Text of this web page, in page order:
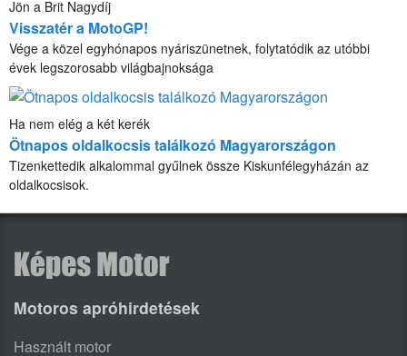
Jön a Brit Nagydíj
Visszatér a MotoGP!
Vége a közel egyhónapos nyáriszünetnek, folytatódik az utóbbi
évek legszorosabb világbajnoksága
Ha nem elég a két kerék
Ötnapos oldalkocsis találkozó Magyarországon
Tizenkettedik alkalommal gyűlnek össze Kiskunfélegyházán az
oldalkocsisok.
Motoros apróhirdetések
Használt motor